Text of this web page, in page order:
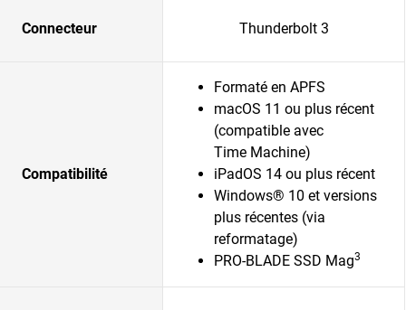
Connecteur Thunderbolt 3
Compatibilité
Formaté en APFS
macOS 11 ou plus récent
(compatible avec
Time Machine)
iPadOS 14 ou plus récent
Windows® 10 et versions
plus récentes (via
reformatage)
PRO-BLADE SSD Mag3